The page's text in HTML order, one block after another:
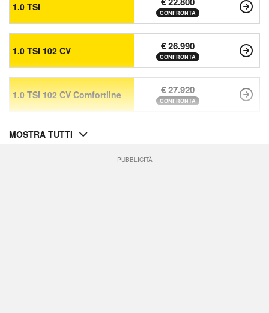
1.0 TSI
CONFRONTA
1.0 TSI 102 CV € 26.990
CONFRONTA
1.0 TSI 102 CV Comfortline € 27.920
CONFRONTA
MOSTRA TUTTI
PUBBLICITÀ